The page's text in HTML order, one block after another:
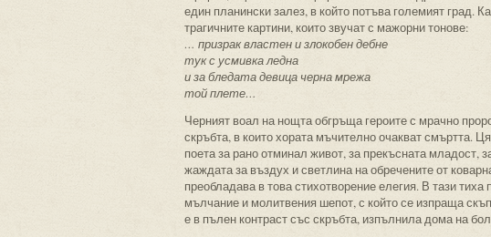
един планински залез, в който потъва големият град.
трагичните картини, които звучат с мажорни тонове:
… призрак властен и злокобен дебне
тук с усмивка ледна
и за бледата девица черна мрежа
той плете…
Черният воал на нощта обгръща героите с мрачно
скръбта, в които хората мъчително очакват смъртта.
поета за рано отминал живот, за прекъсната
жаждата за въздух и светлина на обречените от
преобладава в това стихотворение елегия. В тази
мълчание и молитвения шепот, с който се изпраща
е в пълен контраст със скръбта, изпълнила дома на